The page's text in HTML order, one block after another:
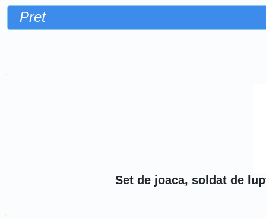
Pret
Set de joaca, soldat de